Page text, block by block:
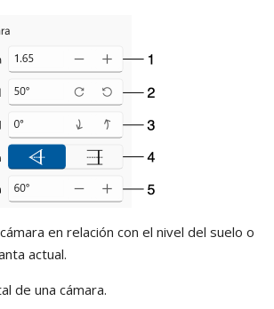
en relación con el nivel del suelo o
actual.
de una cámara.